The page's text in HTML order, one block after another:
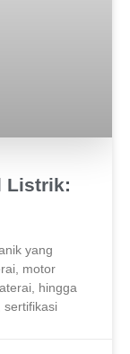
Listrik:
yang
motor
hingga
sertifikasi